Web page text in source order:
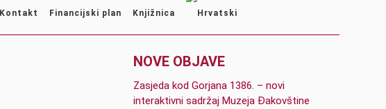
Kontakt Financijski plan Knjižnica
NOVE OBJAVE
Zasjeda kod Gorjana 1386. – novi
interaktivni sadržaj Muzeja Đakovštine